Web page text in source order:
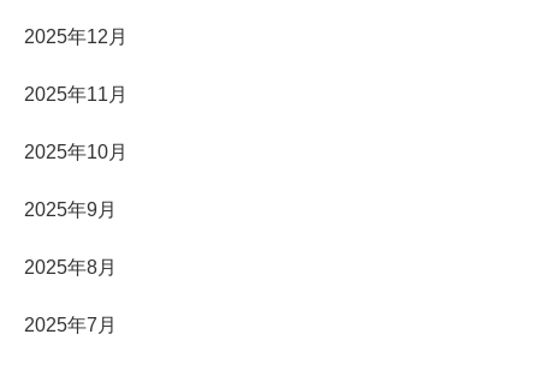
2025年12月
2025年11月
2025年10月
2025年9月
2025年8月
2025年7月